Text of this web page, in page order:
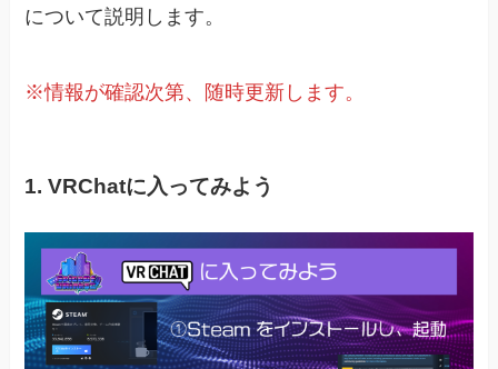
について説明します。
※情報が確認次第、随時更新します。
1. VRChatに入ってみよう